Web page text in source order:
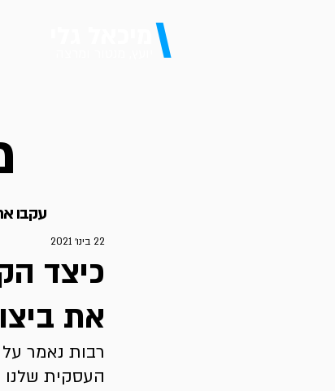
\
כיצד
את
22 בינו׳ 2021
רבות נאמר על
העסקית שלנו
עקבו